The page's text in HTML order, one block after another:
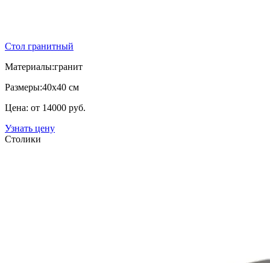
Стол гранитный
Материалы:гранит
Размеры:40х40 см
Цена: от 14000 руб.
Узнать цену
Столики